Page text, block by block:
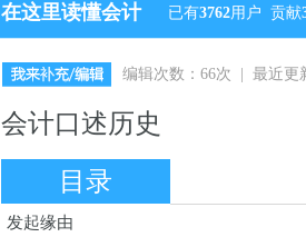
在这里读懂会计 已有3762用户 贡献
编辑次数：66次 | 最近更
会计口述历史
目录
发起缘由